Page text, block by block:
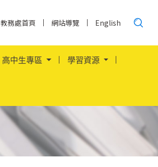
教務處首頁 網站導覽 English
搜
尋......
高中生專區 學習資源